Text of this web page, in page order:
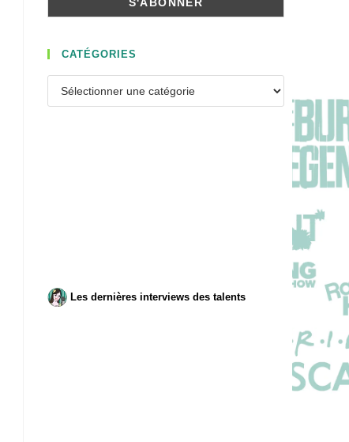
CATÉGORIES
Les dernières interviews des talents